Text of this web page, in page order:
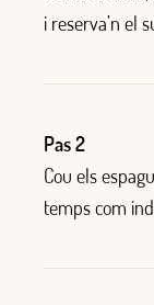
i reserva’n el
Pas 2
Cou els
temps com